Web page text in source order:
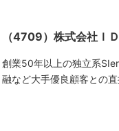
（4709）株式会社Ｉ
創業50年以上の独立系
融など大手優良顧客との直